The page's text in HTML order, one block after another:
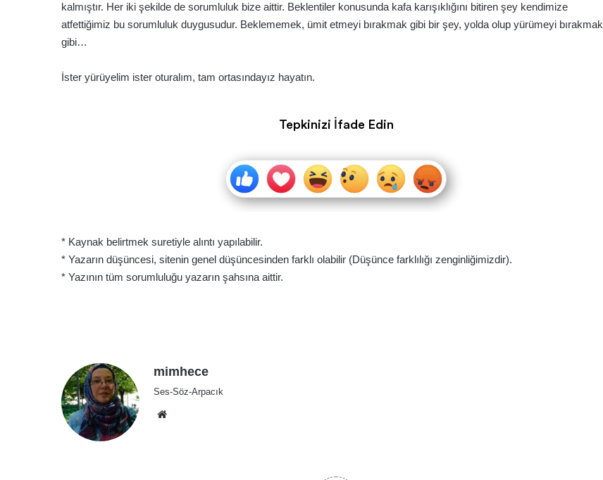
kalmıştır. Her iki şekilde de sorumluluk bize aittir. Beklentiler konusunda kafa karışıklığını bitiren şey kendimize
atfettiğimiz bu sorumluluk duygusudur. Beklememek, ümit etmeyi bırakmak gibi bir şey, yolda olup yürümeyi bırakmak
gibi…
İster yürüyelim ister oturalım, tam ortasındayız hayatın.
Tepkinizi İfade Edin
* Kaynak belirtmek suretiyle alıntı yapılabilir.
* Yazarın düşüncesi, sitenin genel düşüncesinden farklı olabilir (Düşünce farklılığı zenginliğimizdir).
* Yazının tüm sorumluluğu yazarın şahsına aittir.
mimhece
Ses-Söz-Arpacık